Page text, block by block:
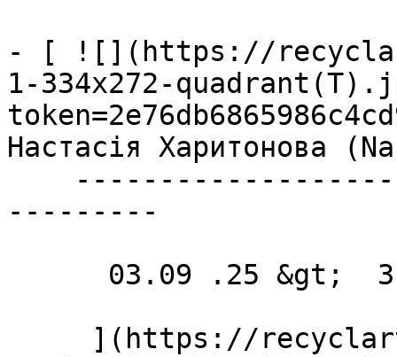
- [ ![](https://
1-334x272-
Настасія Харитонова
---------